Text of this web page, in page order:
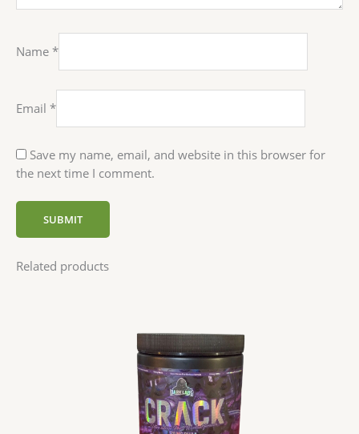
Name *
Email *
Save my name, email, and website in this browser for
the next time I comment.
Related products